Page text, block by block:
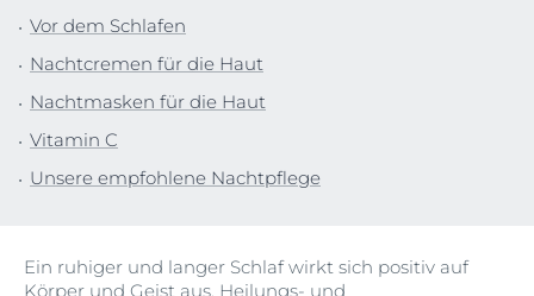
Vor dem Schlafen
Nachtcremen für die Haut
Nachtmasken für die Haut
Vitamin C
Unsere empfohlene Nachtpflege
Ein ruhiger und langer Schlaf wirkt sich positiv auf
Körper und Geist aus. Heilungs- und